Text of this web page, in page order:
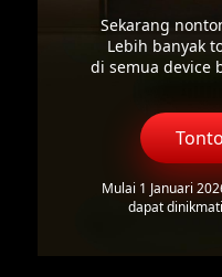
Sekarang
Lebih banyak
di semua device
Mulai 1 Januari
dapat